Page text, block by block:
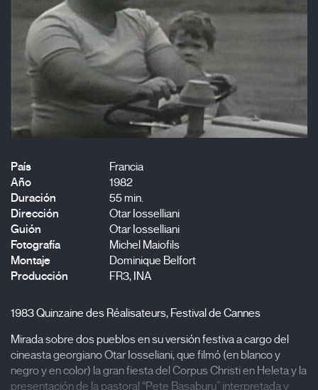
País
Francia
Año
1982
Duración
55 min.
Dirección
Otar Iosselliani
Guión
Otar Iosselliani
Fotografía
Michel Maiofils
Montaje
Dominique Belfort
Producción
FR3, INA
1983 Quinzaine des Réalisateurs, Festival de Cannes
Mirada sobre dos pueblos en su versión festiva a cargo del
cineasta georgiano Otar Iosseliani, que filmó (en blanco y
negro y en color) la gran fiesta del Corpus Christi en Heleta y la
presentación de la pastoral “Pete Basaburu” interpretada y